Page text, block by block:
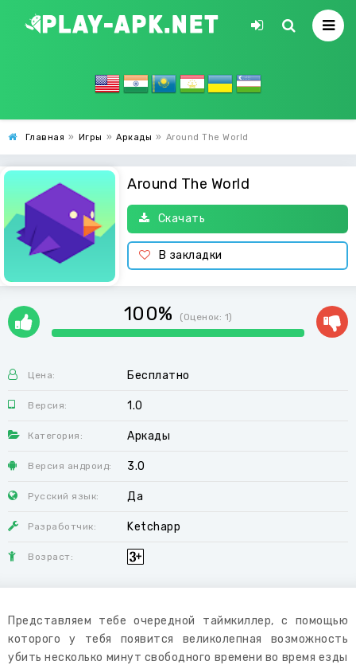
Главная » Игры » Аркады » Around The World
Around The World
Скачать
В закладки
100% (Оценок: 1)
Цена: Бесплатно
Версия: 1.0
Категория: Аркады
Версия андроид: 3.0
Русский язык: Да
Разработчик: Ketchapp
Возраст:
Представляем тебе очередной таймкиллер, с помощью
которого у тебя появится великолепная возможность
убить несколько минут свободного времени во время езды